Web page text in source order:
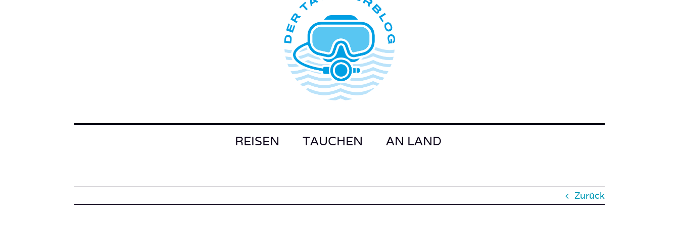
REISEN TAUCHEN AN LAND
Zurück